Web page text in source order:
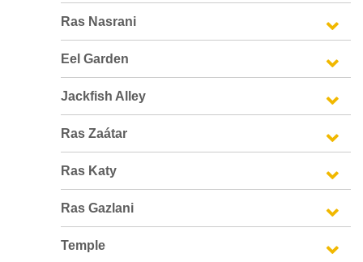
Ras Nasrani
Eel Garden
Jackfish Alley
Ras Zaátar
Ras Katy
Ras Gazlani
Temple